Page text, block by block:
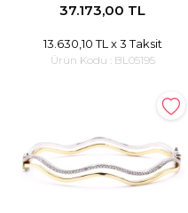
37.173,00 TL
13.630,10 TL x 3 Taksit
Ürün Kodu : BL05195